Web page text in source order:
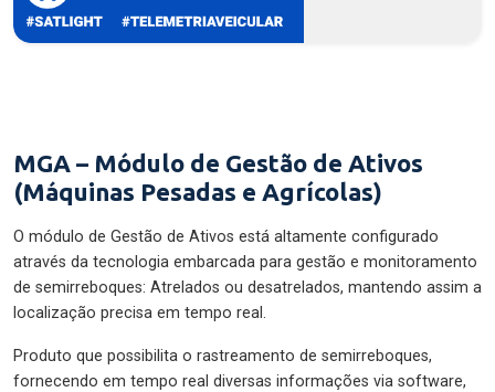
MGA – Módulo de Gestão de Ativos
(Máquinas Pesadas e Agrícolas)
O módulo de Gestão de Ativos está altamente configurado
através da tecnologia embarcada para gestão e monitoramento
de semirreboques: Atrelados ou desatrelados, mantendo assim a
localização precisa em tempo real.
Produto que possibilita o rastreamento de semirreboques,
fornecendo em tempo real diversas informações via software,